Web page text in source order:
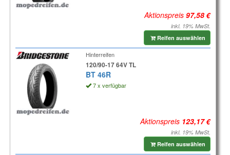
Aktionspreis
inkl. 19% MwSt.
Reifen auswählen
Hinterreifen
120/90-17 64V TL
BT 46R
7 x verfügbar
Aktionspreis
inkl. 19% MwSt.
Reifen auswählen